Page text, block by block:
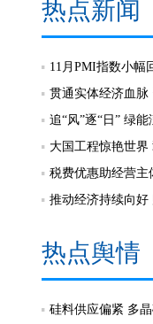
热点新闻
11月PMI指数小幅
贯通实体经济血脉
追“风”逐“日” 绿
大国工程惊艳世界
税费优惠助经营主
推动经济持续向好
热点舆情
硅料供应偏紧 多